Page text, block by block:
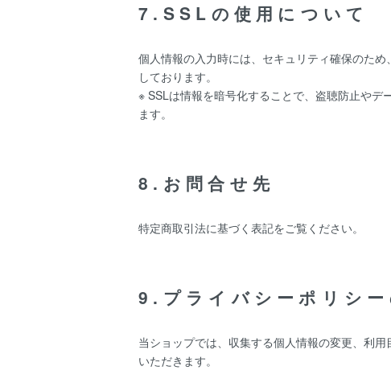
7.SSLの使用について
個人情報の入力時には、セキュリティ確保のた
しております。
※ SSLは情報を暗号化することで、盗聴防止やデ
ます。
8.お問合せ先
特定商取引法に基づく表記をご覧ください。
9.プライバシーポリシー
当ショップでは、収集する個人情報の変更、利
いただきます。